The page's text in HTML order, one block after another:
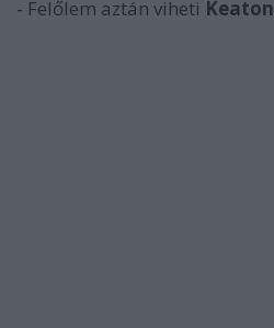
- Felőlem aztán viheti Keaton